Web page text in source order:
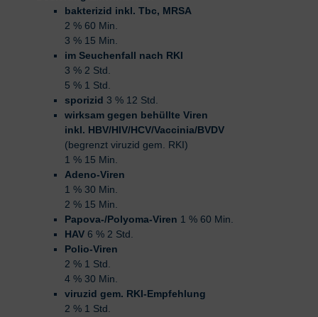
bakterizid inkl. Tbc, MRSA
2 % 60 Min.
3 % 15 Min.
im Seuchenfall nach RKI
3 % 2 Std.
5 % 1 Std.
sporizid 3 % 12 Std.
wirksam gegen behüllte Viren
inkl. HBV/HIV/HCV/Vaccinia/BVDV
(begrenzt viruzid gem. RKI)
1 % 15 Min.
Adeno-Viren
1 % 30 Min.
2 % 15 Min.
Papova-/Polyoma-Viren 1 % 60 Min.
HAV 6 % 2 Std.
Polio-Viren
2 % 1 Std.
4 % 30 Min.
viruzid gem. RKI-Empfehlung
2 % 1 Std.